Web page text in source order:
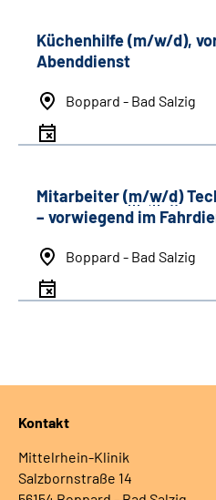
Küchenhilfe (m/w/d),
Abenddienst
Boppard - Bad Salzig
Mitarbeiter (m/w/d)
– vorwiegend im
Boppard - Bad Salzig
Kontakt
Mittelrhein-Klinik
Salzbornstraße 14